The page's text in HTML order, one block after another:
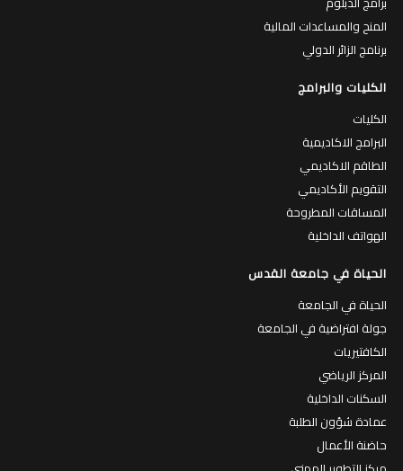
المنح والمساعدات المالية
برنامج الزائر الدولي
الكليات والبرامج
الكليات
البرامج الاكاديمية
الطاقم الاكاديمي
التقويم الأكاديمي
المساقات المطروحة
الهواتف الداخلية
الحياة في جامعة القدس
الحياة في الجامعة
جولة افتراضية في الجامعة
الكافتيريات
المركز الرياضي
السكنات الداخلية
عمادة شؤون الطلبة
حاضنة الأعمال